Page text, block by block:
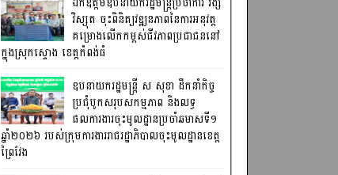
វិស្សុត ចុះពិនិត្យវឌ្ឍនភាពនៃការអនុវត្ត
គម្រោងលើកកម្ពស់ជីវភាពប្រជាជននៅ
ក្នុងស្រុកស្ទោង ខេត្តកំពង់ធំ
ឧបនាយករដ្ឋមន្ត្រី ស សុខា ដឹកនាំកិច្ច
ប្រជុំបូកសរុបសកម្មភាព និងលទ្ធ
ផលការងារចុះមូលដ្ឋានប្រចាំឆមាសទី១
ឆ្នាំ២០២៦ របស់ក្រុមការងាររាជរដ្ឋាភិបាលចុះមូលដ្ឋានខេត្ត
ព្រៃវែង